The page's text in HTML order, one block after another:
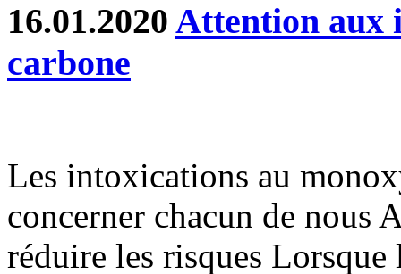
16.01.2020 Attention aux
carbone
Les intoxications au
concerner chacun de nous
réduire les risques Lorsque